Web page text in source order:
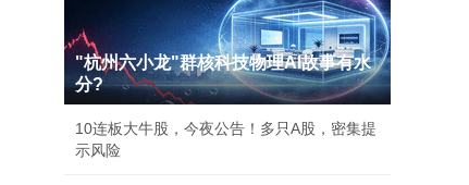
"杭州六小龙"群核科技物理AI故事有水
分?
10连板大牛股，今夜公告！多只A股，密集提
示风险